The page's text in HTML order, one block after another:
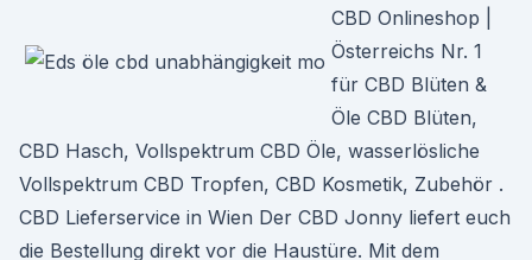
CBD Onlineshop |
Österreichs Nr. 1
für CBD Blüten &
Öle CBD Blüten,
CBD Hasch, Vollspektrum CBD Öle, wasserlösliche
Vollspektrum CBD Tropfen, CBD Kosmetik, Zubehör .
CBD Lieferservice in Wien Der CBD Jonny liefert euch
die Bestellung direkt vor die Haustüre. Mit dem